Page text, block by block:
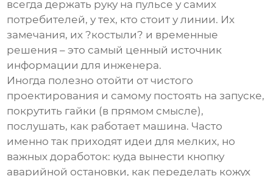
всегда держать руку на пульсе у самих
потребителей, у тех, кто стоит у линии. Их
замечания, их ?костыли? и временные
решения – это самый ценный источник
информации для инженера.
Иногда полезно отойти от чистого
проектирования и самому постоять на запуске,
покрутить гайки (в прямом смысле),
послушать, как работает машина. Часто
именно так приходят идеи для мелких, но
важных доработок: куда вынести кнопку
аварийной остановки, как переделать кожух